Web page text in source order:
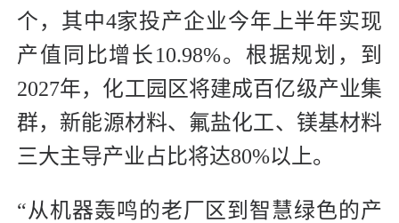
个，其中4家投产企业今年上半年实现
产值同比增长10.98%。根据规划，到
2027年，化工园区将建成百亿级产业集
群，新能源材料、氟盐化工、镁基材料
三大主导产业占比将达80%以上。
“从机器轰鸣的老厂区到智慧绿色的产